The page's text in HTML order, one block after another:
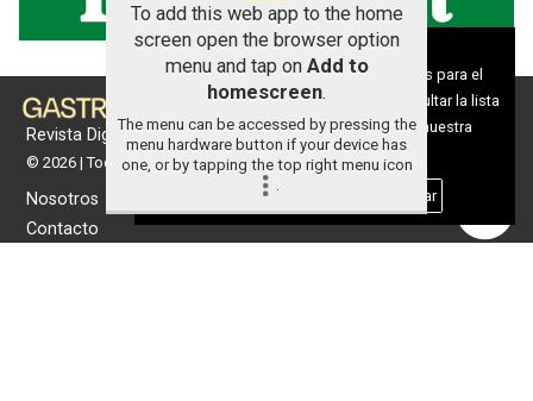
Revista Digital de gastronomía
© 2026 | Todos los derechos reservados
Nosotros
Contacto
To add this web app to the home
screen open the browser option
menu and tap on Add to
homescreen.
The menu can be accessed by pressing the
menu hardware button if your device has
one, or by tapping the top right menu icon
.
Aviso sobre el Uso de cookies:
Utilizamos cookies nuestras y de terceros para el
funcionamiento del digital. Puedes consultar la lista
de cookies y como desconectarlas. Ver nuestra
Política de Privacidad y Cookies
Aceptar Cookies Personalizar